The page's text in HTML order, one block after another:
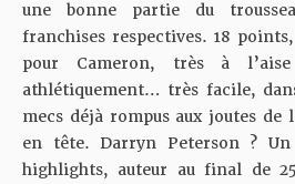
une bonne partie du
franchises respectives. 18
pour Cameron, très à
athlétiquement… très facile,
mecs déjà rompus aux joutes de
en tête. Darryn Peterson ?
highlights, auteur au final de